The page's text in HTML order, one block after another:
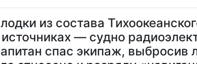
из состава
— судно
спас экипаж, выбросив